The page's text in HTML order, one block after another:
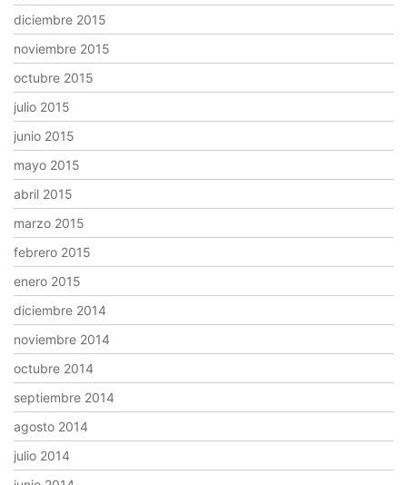
diciembre 2015
noviembre 2015
octubre 2015
julio 2015
junio 2015
mayo 2015
abril 2015
marzo 2015
febrero 2015
enero 2015
diciembre 2014
noviembre 2014
octubre 2014
septiembre 2014
agosto 2014
julio 2014